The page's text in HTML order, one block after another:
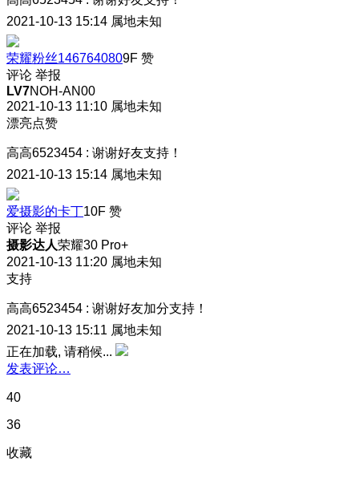
2021-10-13 15:14 属地未知
荣耀粉丝1467640809F 赞
评论 举报
LV7NOH-AN00
2021-10-13 11:10 属地未知
漂亮点赞
高高6523454 : 谢谢好友支持！
2021-10-13 15:14 属地未知
爱摄影的卡丁10F 赞
评论 举报
摄影达人荣耀30 Pro+
2021-10-13 11:20 属地未知
支持
高高6523454 : 谢谢好友加分支持！
2021-10-13 15:11 属地未知
正在加载, 请稍候...
发表评论…
40
36
收藏